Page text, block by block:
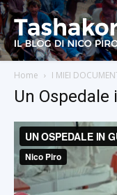
Home I MIEI
Un Ospedale